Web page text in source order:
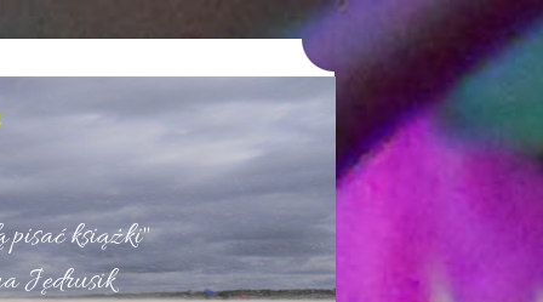
pisać książki"
Jędrusik